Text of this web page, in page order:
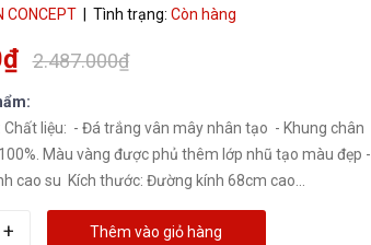
CONCEPT | Tình trạng: Còn hàng
2.487.000₫
Màu vàng được phủ thêm lớp nhũ tạo màu đẹp -
Đế chân tăng chỉnh cao su Kích thước: Đường kính 68cm cao...
+ Thêm vào giỏ hàng